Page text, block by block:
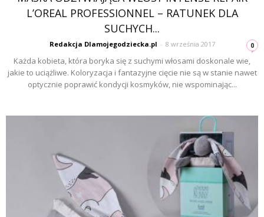
L’OREAL PROFESSIONNEL – RATUNEK DLA
SUCHYCH...
Redakcja Dlamojegodziecka.pl - 8 września 2017 0
Każda kobieta, która boryka się z suchymi włosami doskonale wie,
jakie to uciążliwe. Koloryzacja i fantazyjne cięcie nie są w stanie nawet
optycznie poprawić kondycji kosmyków, nie wspominając...